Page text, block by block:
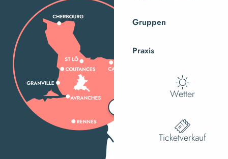
Gruppen
Praxis
Wetter
Ticketverkauf